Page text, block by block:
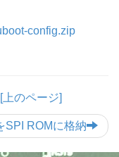
config.zip
SPI ROMに格納
[上のページ]